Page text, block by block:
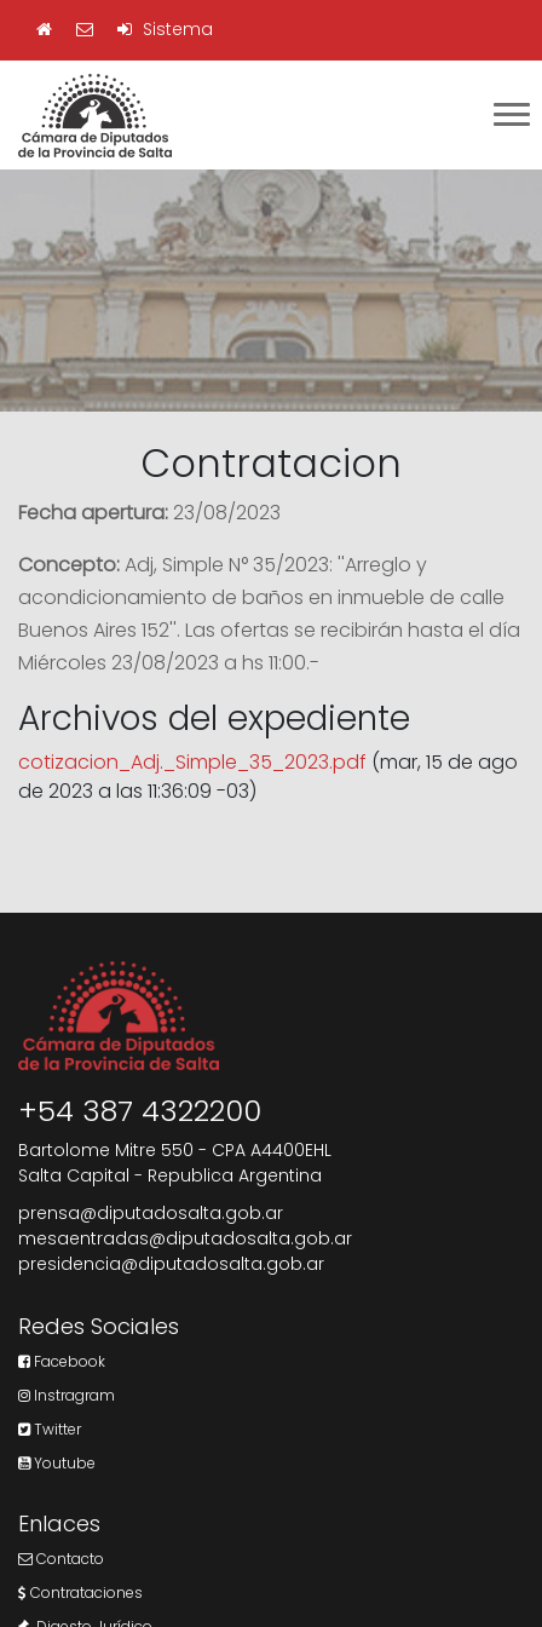
Sistema
Contratacion
Fecha apertura: 23/08/2023
Concepto:Adj, Simple N° 35/2023: ''Arreglo y
acondicionamiento de baños en inmueble de calle
Buenos Aires 152''. Las ofertas se recibirán hasta el día
Miércoles 23/08/2023 a hs 11:00.-
Archivos del expediente
cotizacion_Adj._Simple_35_2023.pdf (mar, 15 de ago
de 2023 a las 11:36:09 -03)
+54 387 4322200
Bartolome Mitre 550 - CPA A4400EHL
Salta Capital - Republica Argentina
prensa@diputadosalta.gob.ar
mesaentradas@diputadosalta.gob.ar
presidencia@diputadosalta.gob.ar
Redes Sociales
Facebook
Instragram
Twitter
Youtube
Enlaces
Contacto
Contrataciones